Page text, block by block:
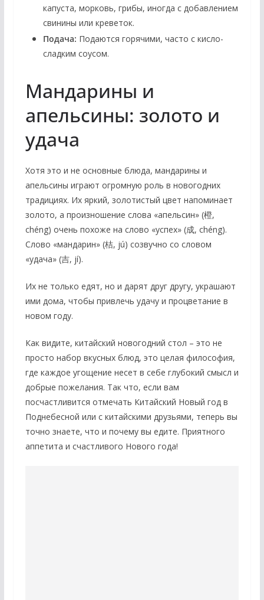
капуста, морковь, грибы, иногда с добавлением
свинины или креветок.
Подача: Подаются горячими, часто с кисло-
сладким соусом.
Мандарины и
апельсины: золото и
удача
Хотя это и не основные блюда, мандарины и
апельсины играют огромную роль в новогодних
традициях. Их яркий, золотистый цвет напоминает
золото, а произношение слова «апельсин» (橙,
chéng) очень похоже на слово «успех» (成, chéng).
Слово «мандарин» (桔, jú) созвучно со словом
«удача» (吉, jí).
Их не только едят, но и дарят друг другу, украшают
ими дома, чтобы привлечь удачу и процветание в
новом году.
Как видите, китайский новогодний стол – это не
просто набор вкусных блюд, это целая философия,
где каждое угощение несет в себе глубокий смысл и
добрые пожелания. Так что, если вам
посчастливится отмечать Китайский Новый год в
Поднебесной или с китайскими друзьями, теперь вы
точно знаете, что и почему вы едите. Приятного
аппетита и счастливого Нового года!